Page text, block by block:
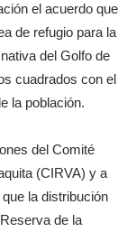
el acuerdo que
de refugio para la
del Golfo de
cuadrados con el
la población.
del Comité
(CIRVA) y a
la distribución
de la